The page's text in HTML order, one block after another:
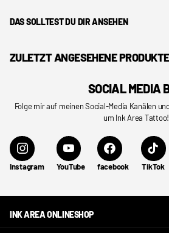
DAS SOLLTEST DU DIR ANSEHEN
ZULETZT ANGESEHENE PRODUKTE
SOCIAL MEDIA
Folge mir auf meinen Social-Media Kanälen
um Ink Area Tattoo!
Instagram YouTube facebook TikTok
INK AREA ONLINESHOP